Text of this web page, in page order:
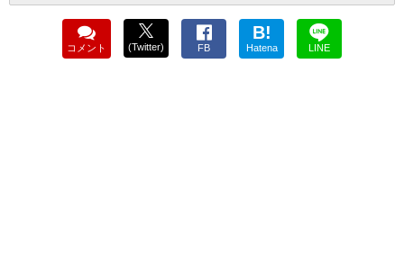
コメント (Twitter) FB
B!
Hatena LINE